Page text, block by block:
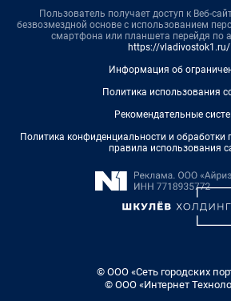
Пользователь получает доступ к Веб-
безвозмездной основе с использованием
смартфона или планшета перейдя по
https://vladivostok1.ru/
Информация об
Политика использования
Рекомендательные
Политика конфиденциальности и обработки
правила использования
© ООО «Сеть городских
© ООО «Интернет